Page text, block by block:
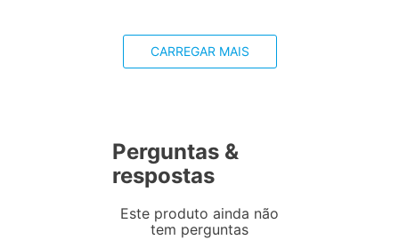
CARREGAR MAIS
Perguntas &
respostas
Este produto ainda não
tem perguntas